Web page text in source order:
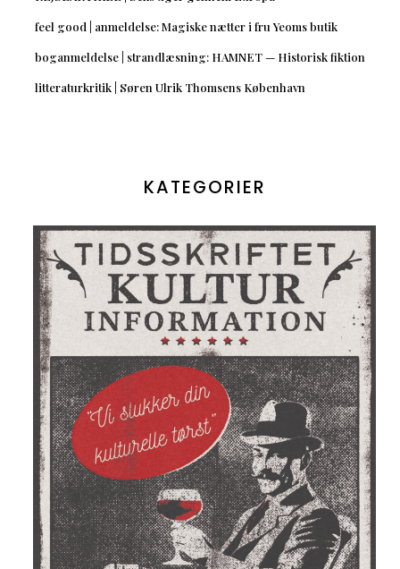
feel good | anmeldelse: Magiske nætter i fru Yeoms butik
boganmeldelse | strandlæsning: HAMNET — Historisk fiktion
litteraturkritik | Søren Ulrik Thomsens København
KATEGORIER